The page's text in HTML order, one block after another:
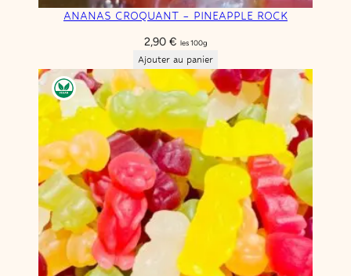
ANANAS CROQUANT – PINEAPPLE ROCK
2,90 € les 100g
Ajouter au panier